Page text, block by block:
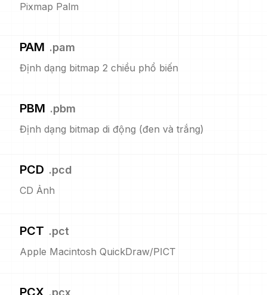
Pixmap Palm
PAM .pam
Định dạng bitmap 2 chiều phổ biến
PBM .pbm
Định dạng bitmap di động (đen và trắng)
PCD .pcd
CD Ảnh
PCT .pct
Apple Macintosh QuickDraw/PICT
PCX .pcx